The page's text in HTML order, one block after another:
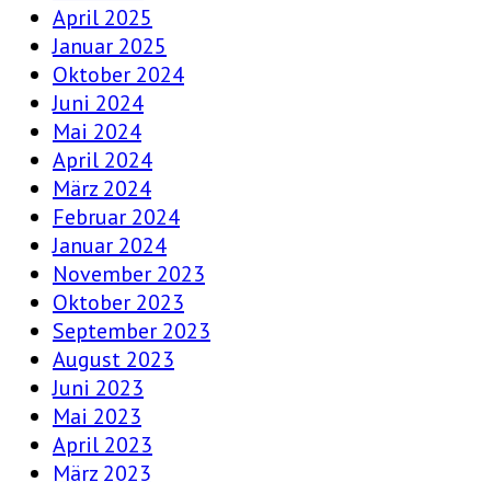
April 2025
Januar 2025
Oktober 2024
Juni 2024
Mai 2024
April 2024
März 2024
Februar 2024
Januar 2024
November 2023
Oktober 2023
September 2023
August 2023
Juni 2023
Mai 2023
April 2023
März 2023